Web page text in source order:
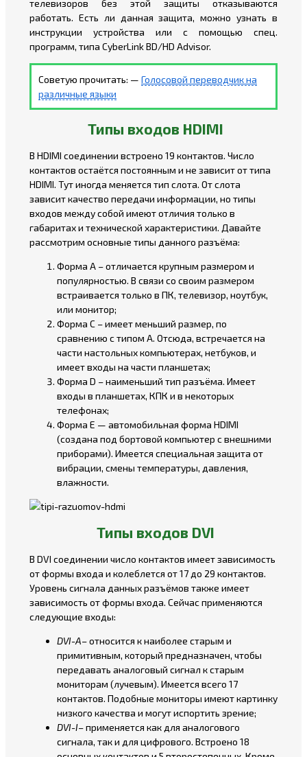
телевизоров без этой защиты отказываются
работать. Есть ли данная защита, можно узнать в
инструкции устройства или с помощью спец.
программ, типа CyberLink BD/HD Advisor.
Советую прочитать: — Голосовой переводчик на
различные языки
Типы входов HDIMI
В HDIMI соединении встроено 19 контактов. Число
контактов остаётся постоянным и не зависит от типа
HDIMI. Тут иногда меняется тип слота. От слота
зависит качество передачи информации, но типы
входов между собой имеют отличия только в
габаритах и технической характеристики. Давайте
рассмотрим основные типы данного разъёма:
Форма А – отличается крупным размером и
популярностью. В связи со своим размером
встраивается только в ПК, телевизор, ноутбук,
или монитор;
Форма С – имеет меньший размер, по
сравнению с типом А. Отсюда, встречается на
части настольных компьютерах, нетбуков, и
имеет входы на части планшетах;
Форма D – наименьший тип разъёма. Имеет
входы в планшетах, КПК и в некоторых
телефонах;
Форма Е — автомобильная форма HDIMI
(создана под бортовой компьютер с внешними
приборами). Имеется специальная защита от
вибрации, смены температуры, давления,
влажности.
Типы входов DVI
В DVI соединении число контактов имеет зависимость
от формы входа и колеблется от 17 до 29 контактов.
Уровень сигнала данных разъёмов также имеет
зависимость от формы входа. Сейчас применяются
следующие входы:
DVI-A– относится к наиболее старым и
примитивным, который предназначен, чтобы
передавать аналоговый сигнал к старым
мониторам (лучевым). Имеется всего 17
контактов. Подобные мониторы имеют картинку
низкого качества и могут испортить зрение;
DVI-I– применяется как для аналогового
сигнала, так и для цифрового. Встроено 18